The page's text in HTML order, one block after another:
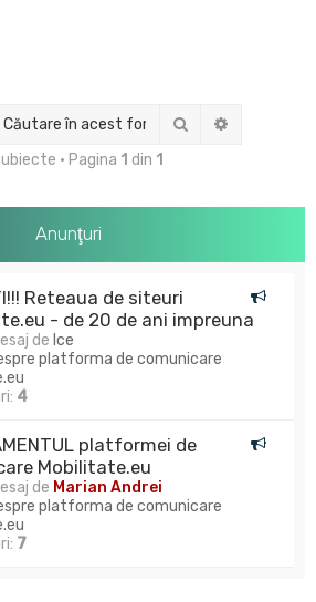
Căutare
• Pagina 1 din 1
Anunţuri
Reteaua de siteuri
- de 20 de ani impreuna
de Ice
platforma de comunicare
4
platformei de
Mobilitate.eu
de Marian Andrei
platforma de comunicare
7